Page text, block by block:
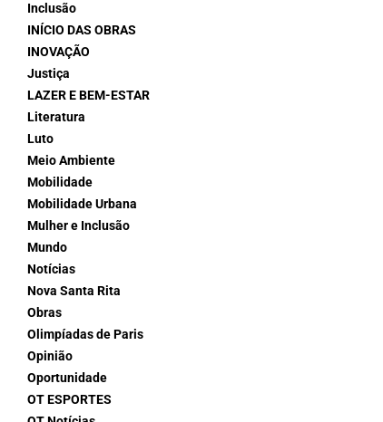
Inclusão
INÍCIO DAS OBRAS
INOVAÇÃO
Justiça
LAZER E BEM-ESTAR
Literatura
Luto
Meio Ambiente
Mobilidade
Mobilidade Urbana
Mulher e Inclusão
Mundo
Notícias
Nova Santa Rita
Obras
Olimpíadas de Paris
Opinião
Oportunidade
OT ESPORTES